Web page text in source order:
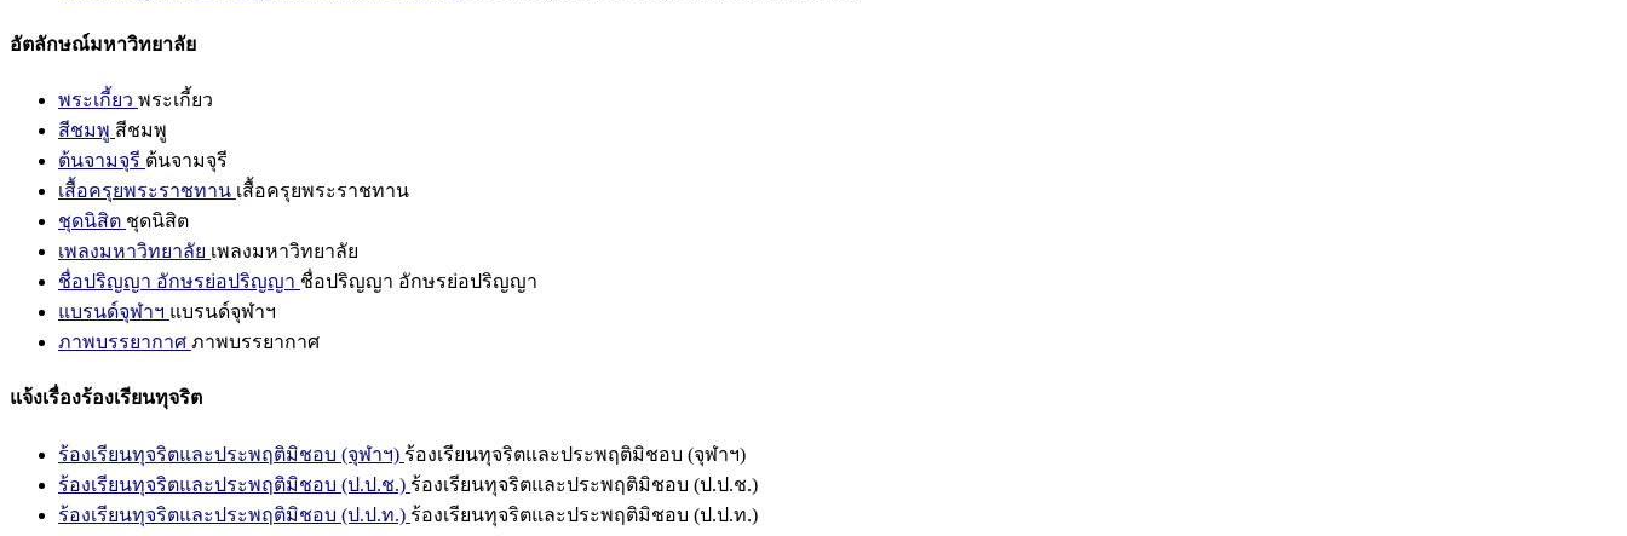
อัตลักษณ์มหาวิทยาลัย
พระเกี้ยว พระเกี้ยว
สีชมพู สีชมพู
ต้นจามจุรี ต้นจามจุรี
เสื้อครุยพระราชทาน เสื้อครุยพระราชทาน
ชุดนิสิต ชุดนิสิต
เพลงมหาวิทยาลัย เพลงมหาวิทยาลัย
ชื่อปริญญา อักษรย่อปริญญา ชื่อปริญญา อักษรย่อปริญญา
แบรนด์จุฬาฯ แบรนด์จุฬาฯ
ภาพบรรยากาศ ภาพบรรยากาศ
แจ้งเรื่องร้องเรียนทุจริต
ร้องเรียนทุจริตและประพฤติมิชอบ (จุฬาฯ) ร้องเรียนทุจริตและประพฤติมิชอบ (จุฬาฯ)
ร้องเรียนทุจริตและประพฤติมิชอบ (ป.ป.ช.) ร้องเรียนทุจริตและประพฤติมิชอบ (ป.ป.ช.)
ร้องเรียนทุจริตและประพฤติมิชอบ (ป.ป.ท.) ร้องเรียนทุจริตและประพฤติมิชอบ (ป.ป.ท.)